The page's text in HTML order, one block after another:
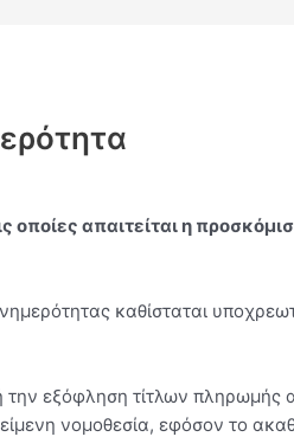
οποίες απαιτείται η
καθίσταται
την εξόφληση τίτλων πληρωμής
νομοθεσία, εφόσον το